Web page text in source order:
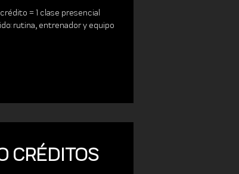
crédito = 1 clase presencial
rutina, entrenador y equipo
CRÉDITOS